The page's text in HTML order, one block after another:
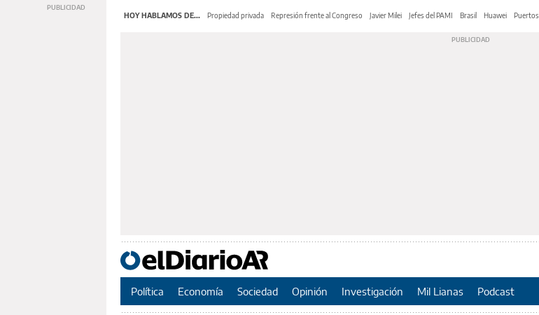
HOY HABLAMOS DE... Propiedad privada Represión frente al Congreso Javier Milei Jefes del PAMI Brasil Huawei Puertos
Política Economía Sociedad Opinión Investigación Mil Lianas Podcast